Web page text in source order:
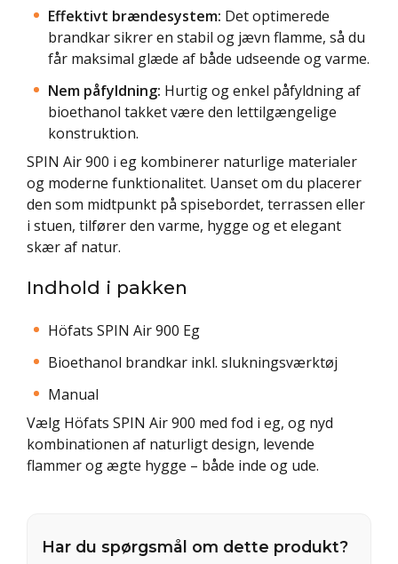
Effektivt brændesystem: Det optimerede
brandkar sikrer en stabil og jævn flamme, så du
får maksimal glæde af både udseende og varme.
Nem påfyldning: Hurtig og enkel påfyldning af
bioethanol takket være den lettilgængelige
konstruktion.
SPIN Air 900 i eg kombinerer naturlige materialer
og moderne funktionalitet. Uanset om du placerer
den som midtpunkt på spisebordet, terrassen eller
i stuen, tilfører den varme, hygge og et elegant
skær af natur.
Indhold i pakken
Höfats SPIN Air 900 Eg
Bioethanol brandkar inkl. slukningsværktøj
Manual
Vælg Höfats SPIN Air 900 med fod i eg, og nyd
kombinationen af naturligt design, levende
flammer og ægte hygge – både inde og ude.
Har du spørgsmål om dette produkt?